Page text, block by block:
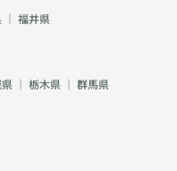
｜ 福井県
｜ 栃木県 ｜ 群馬県